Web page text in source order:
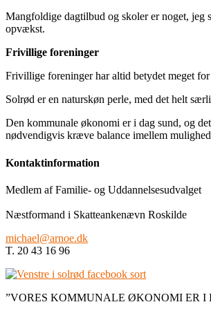
Mangfoldige dagtilbud og skoler er noget, jeg
opvækst.
Frivillige foreninger
Frivillige foreninger har altid betydet meget
Solrød er en naturskøn perle, med det helt
Den kommunale økonomi er i dag sund, og
nødvendigvis kræve balance imellem
Kontaktinformation
Medlem af Familie- og Uddannelsesudvalget
Næstformand i Skatteankenævn Roskilde
michael@arnoe.dk
T. 20 43 16 96
”VORES KOMMUNALE ØKONOMI ER I